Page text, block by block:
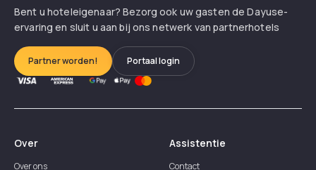
Bent u hoteleigenaar? Bezorg ook uw gasten de Dayuse-
ervaring en sluit u aan bij ons netwerk van partnerhotels
Partner worden! Portaal login
Over
Over ons
Assistentie
Contact